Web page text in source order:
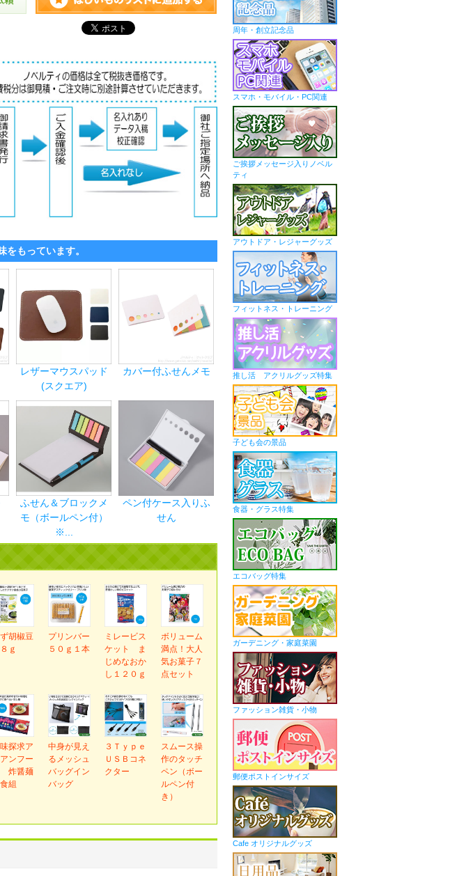
もっています。
レザーマウスパッド
(スクエア)
カバー付ふせんメモ
ふせん＆ブロックメ
モ（ボールペン付）
※...
ペン付ケース入りふ
せん
胡椒豆
ｇ
プリンバー
５０ｇ１本
ミレービス
ケット ま
じめなおか
し１２０ｇ
ボリューム
満点！大人
気お菓子７
点セット
探求ア
ンフー
炸醤麺
組
中身が見え
るメッシュ
バッグイン
バッグ
３Ｔｙｐｅ
ＵＳＢコネ
クター
スムース操
作のタッチ
ペン（ボー
ルペン付
き）
周年・創立記念品
スマホ・モバイル・PC関連
ご挨拶メッセージ入りノベル
ティ
アウトドア・レジャーグッズ
フィットネス・トレーニング
推し活 アクリルグッズ特集
子ども会の景品
食器・グラス特集
エコバッグ特集
ガーデニング・家庭菜園
ファッション雑貨・小物
郵便ポストインサイズ
Cafe オリジナルグッズ